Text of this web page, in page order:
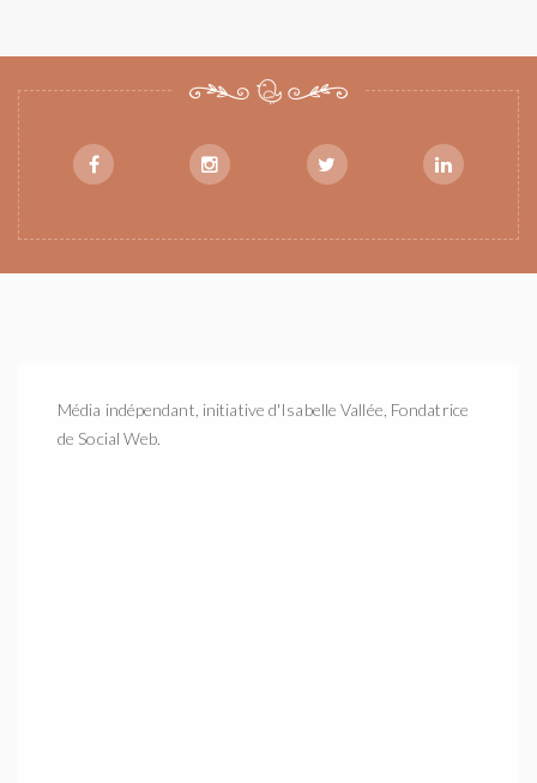
Média indépendant, initiative d'Isabelle Vallée, Fondatrice
de Social Web.